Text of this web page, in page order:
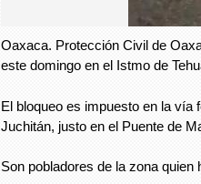
Oaxaca. Protección Civil de
este domingo en el Istmo de
El bloqueo es impuesto en la vía
Juchitán, justo en el Puente de
Son pobladores de la zona quien